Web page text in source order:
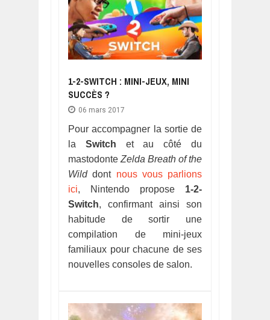
1-2-SWITCH : MINI-JEUX, MINI
SUCCÈS ?
06 mars 2017
Pour accompagner la sortie de
la Switch et au côté du
mastodonte Zelda Breath of the
Wilddont nous vous parlions
ici, Nintendo propose 1-2-
Switch, confirmant ainsi son
habitude de sortir une
compilation de mini-jeux
familiaux pour chacune de ses
nouvelles consoles de salon.